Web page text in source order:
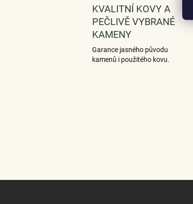
KVALITNÍ KOVY A
PEČLIVĚ VYBRANÉ
KAMENY
Garance jasného původu
kamenů i použitého kovu.